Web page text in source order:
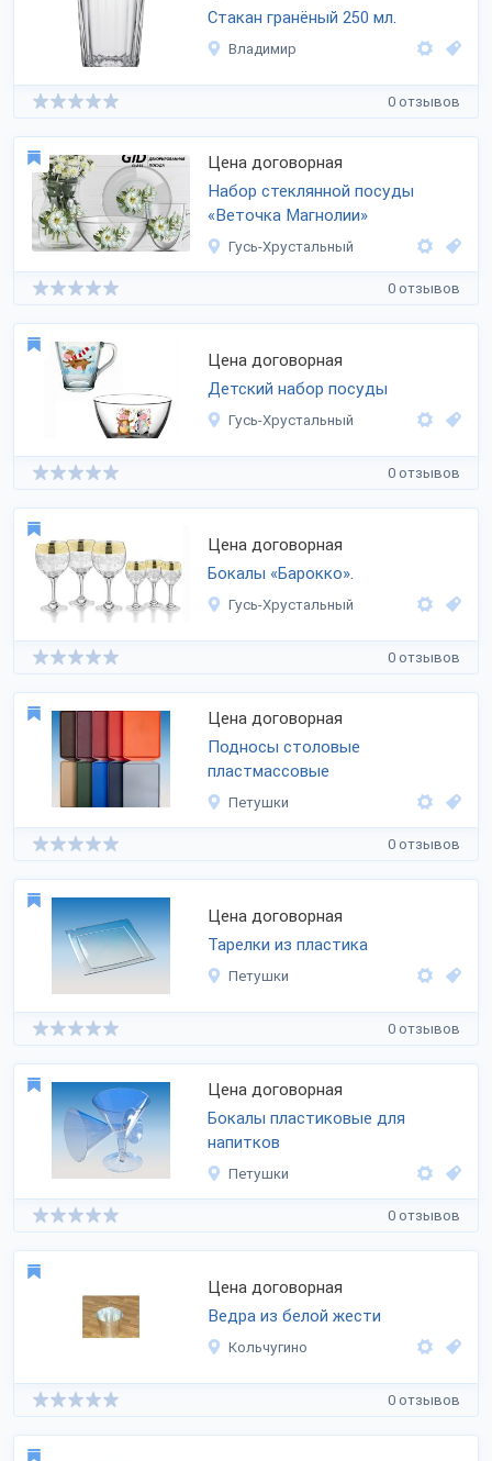
Стакан гранёный 250 мл.
Владимир
0 отзывов
Цена договорная
Набор стеклянной посуды
«Веточка Магнолии»
Гусь-Хрустальный
0 отзывов
Цена договорная
Детский набор посуды
Гусь-Хрустальный
0 отзывов
Цена договорная
Бокалы «Барокко».
Гусь-Хрустальный
0 отзывов
Цена договорная
Подносы столовые
пластмассовые
Петушки
0 отзывов
Цена договорная
Тарелки из пластика
Петушки
0 отзывов
Цена договорная
Бокалы пластиковые для
напитков
Петушки
0 отзывов
Цена договорная
Ведра из белой жести
Кольчугино
0 отзывов